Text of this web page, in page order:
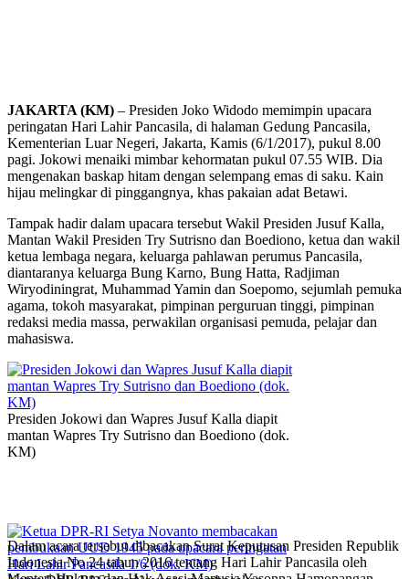
JAKARTA (KM) – Presiden Joko Widodo memimpin upacara
peringatan Hari Lahir Pancasila, di halaman Gedung Pancasila,
Kementerian Luar Negeri, Jakarta, Kamis (6/1/2017), pukul 8.00
pagi. Jokowi menaiki mimbar kehormatan pukul 07.55 WIB. Dia
mengenakan baskap hitam dengan selempang emas di saku. Kain
hijau melingkar di pinggangnya, khas pakaian adat Betawi.
Tampak hadir dalam upacara tersebut Wakil Presiden Jusuf Kalla,
Mantan Wakil Presiden Try Sutrisno dan Boediono, ketua dan wakil
ketua lembaga negara, keluarga pahlawan perumus Pancasila,
diantaranya keluarga Bung Karno, Bung Hatta, Radjiman
Wiryodiningrat, Muhammad Yamin dan Soepomo, sejumlah pemuka
agama, tokoh masyarakat, pimpinan perguruan tinggi, pimpinan
redaksi media massa, perwakilan organisasi pemuda, pelajar dan
mahasiswa.
Presiden Jokowi dan Wapres Jusuf Kalla diapit
mantan Wapres Try Sutrisno dan Boediono (dok.
KM)
Dalam acara tersebut dibacakan Surat Keputusan Presiden Republik
Indonesia No 24 tahun 2016 tentang Hari Lahir Pancasila oleh